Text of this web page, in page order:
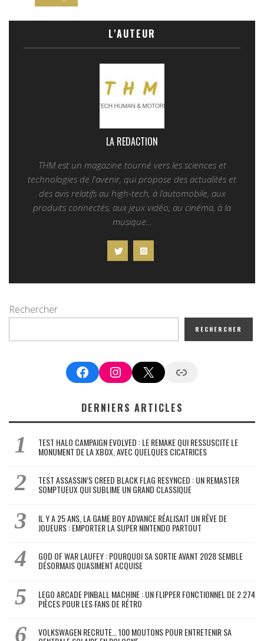
L'AUTEUR
LA REDACTION
THM est un magazine tourné vers les sciences et
technologies de l'avenir, qui propose des actualités et
des avis relatifs au high-tech, à l’automobile, aux
produits connectés, aux jeux vidéo, au cinéma, à la
musique...
Rechercher
RECHERCHER
FacebookInstagram
X Google News
DERNIERS ARTICLES
TEST HALO CAMPAIGN EVOLVED : LE REMAKE QUI RESSUSCITE LE
MONUMENT DE LA XBOX, AVEC QUELQUES CICATRICES
TEST ASSASSIN’S CREED BLACK FLAG RESYNCED : UN REMASTER
SOMPTUEUX QUI SUBLIME UN GRAND CLASSIQUE
IL Y A 25 ANS, LA GAME BOY ADVANCE RÉALISAIT UN RÊVE DE
JOUEURS : EMPORTER LA SUPER NINTENDO PARTOUT
GOD OF WAR LAUFEY : POURQUOI SA SORTIE AVANT 2028 SEMBLE
DÉSORMAIS QUASIMENT ACQUISE
LEGO ARCADE PINBALL MACHINE : UN FLIPPER FONCTIONNEL DE 2 274
PIÈCES POUR LES FANS DE RÉTRO
VOLKSWAGEN RECRUTE… 100 MOUTONS POUR ENTRETENIR SA